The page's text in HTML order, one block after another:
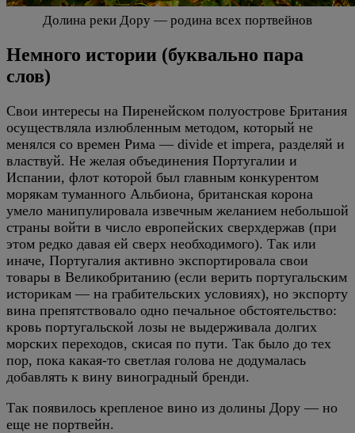
Долина реки Дору — родина всех портвейнов
Немного истории (буквально пара
слов)
Свои интересы на Пиренейском полуострове Британия
осуществляла излюбленным методом, который не
менялся со времен Рима — divide et impera, разделяй и
властвуй. Не желая объединения Португалии и
Испании, флот которой был главным конкурентом
морякам туманного Альбиона, британская корона
умело манипулировала извечным желанием небольшой
страны войти в число европейских сверхдержав (при
этом редко давая ей сверх необходимого). Так или
иначе, Португалия активно экспортировала свои
товары в Великобританию (если верить португальским
историкам — на грабительских условиях), но экспорту
вина препятствовало одно печальное обстоятельство:
кровь португальской лозы не выдерживала долгих
морских переходов, скисая по пути. Так было до тех
пор, пока какая-то светлая голова не додумалась
добавлять к вину виноградный бренди.
Так появилось крепленое вино из долины Дору — но
еще не портвейн.